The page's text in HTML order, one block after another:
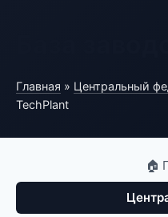
Главная » Центральный
TechPlant
🏠